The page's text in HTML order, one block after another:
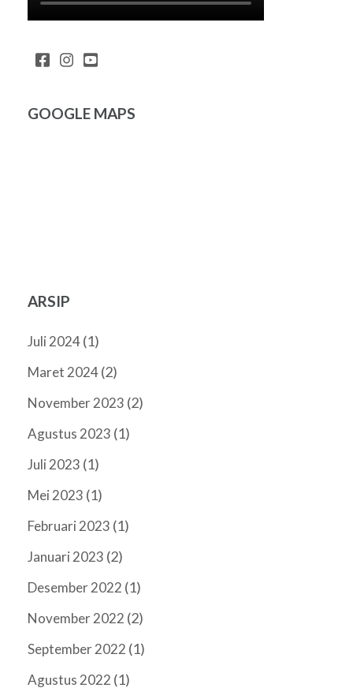
GOOGLE MAPS
ARSIP
Juli 2024(1)
Maret 2024(2)
November 2023 (2)
Agustus 2023 (1)
Juli 2023 (1)
Mei 2023 (1)
Februari 2023 (1)
Januari 2023 (2)
Desember 2022 (1)
November 2022 (2)
September 2022 (1)
Agustus 2022 (1)